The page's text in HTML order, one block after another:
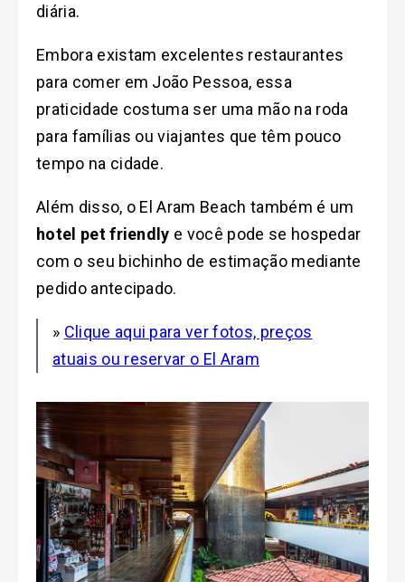
diária.
Embora existam excelentes restaurantes
para comer em João Pessoa, essa
praticidade costuma ser uma mão na roda
para famílias ou viajantes que têm pouco
tempo na cidade.
Além disso, o El Aram Beach também é um
hotel pet friendly e você pode se hospedar
com o seu bichinho de estimação mediante
pedido antecipado.
» Clique aqui para ver fotos, preços
atuais ou reservar o El Aram